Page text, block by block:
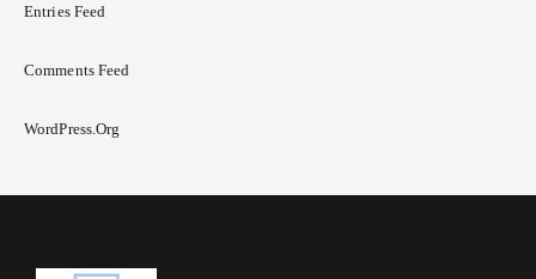
Entries Feed
Comments Feed
WordPress.org